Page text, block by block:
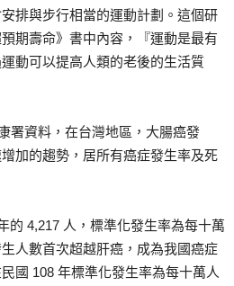
排與步行相當的運動計劃。這個研
期壽命》書中內容，『運動是最有
動可以提高人類的老後的生活質
署資料，在台灣地區，大腸癌發
加的趨勢，居所有癌症發生率及死
的 4,217 人，標準化發生率為每十萬
人數首次超越肝癌，成為我國癌症
國 108 年標準化發生率為每十萬人